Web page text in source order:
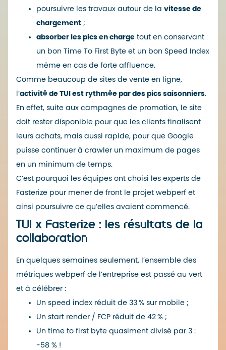
poursuivre les travaux autour de la vitesse de
chargement ;
absorber les pics en charge tout en conservant
un bon Time To First Byte et un bon Speed Index
même en cas de forte affluence.
Comme beaucoup de sites de vente en ligne,
l’activité de TUI est rythmée par des pics saisonniers.
En effet, suite aux campagnes de promotion, le site
doit rester disponible pour que les clients finalisent
leurs achats, mais aussi rapide, pour que Google
puisse continuer à crawler un maximum de pages
en un minimum de temps.
C’est pourquoi les équipes ont choisi les experts de
Fasterize pour mener de front le projet webperf et
ainsi poursuivre ce qu’elles avaient commencé.
TUI x Fasterize : les résultats de la
collaboration
En quelques semaines seulement, l’ensemble des
métriques webperf de l’entreprise est passé au vert
et à célébrer :
Un speed index réduit de 33 % sur mobile ;
Un start render / FCP réduit de 42 % ;
Un time to first byte quasiment divisé par 3 :
-58 % !